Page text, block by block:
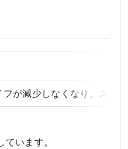
が減少しなくなり、スコ
います。